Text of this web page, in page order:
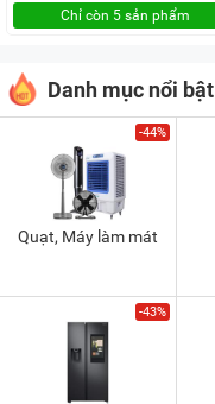
Chỉ còn 5 sản phẩm
Danh mục nổi bật
-44%
Quạt, Máy làm mát
-43%